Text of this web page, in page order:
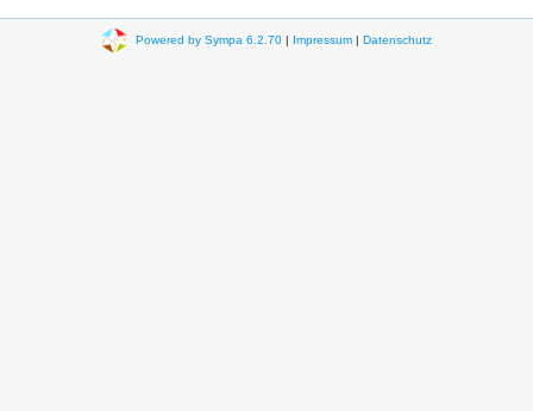
Powered by Sympa 6.2.70| Impressum| Datenschutz